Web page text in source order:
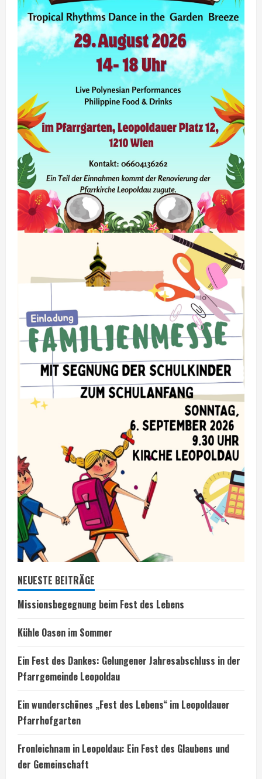
NEUESTE BEITRÄGE
Missionsbegegnung beim Fest des Lebens
Kühle Oasen im Sommer
Ein Fest des Dankes: Gelungener Jahresabschluss in der
Pfarrgemeinde Leopoldau
Ein wunderschönes „Fest des Lebens“ im Leopoldauer
Pfarrhofgarten
Fronleichnam in Leopoldau: Ein Fest des Glaubens und
der Gemeinschaft